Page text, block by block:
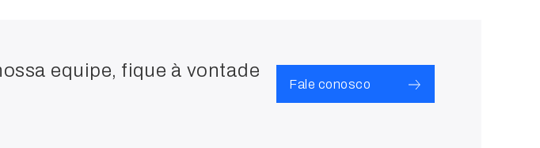
equipe, fique à vontade
Fale conosco